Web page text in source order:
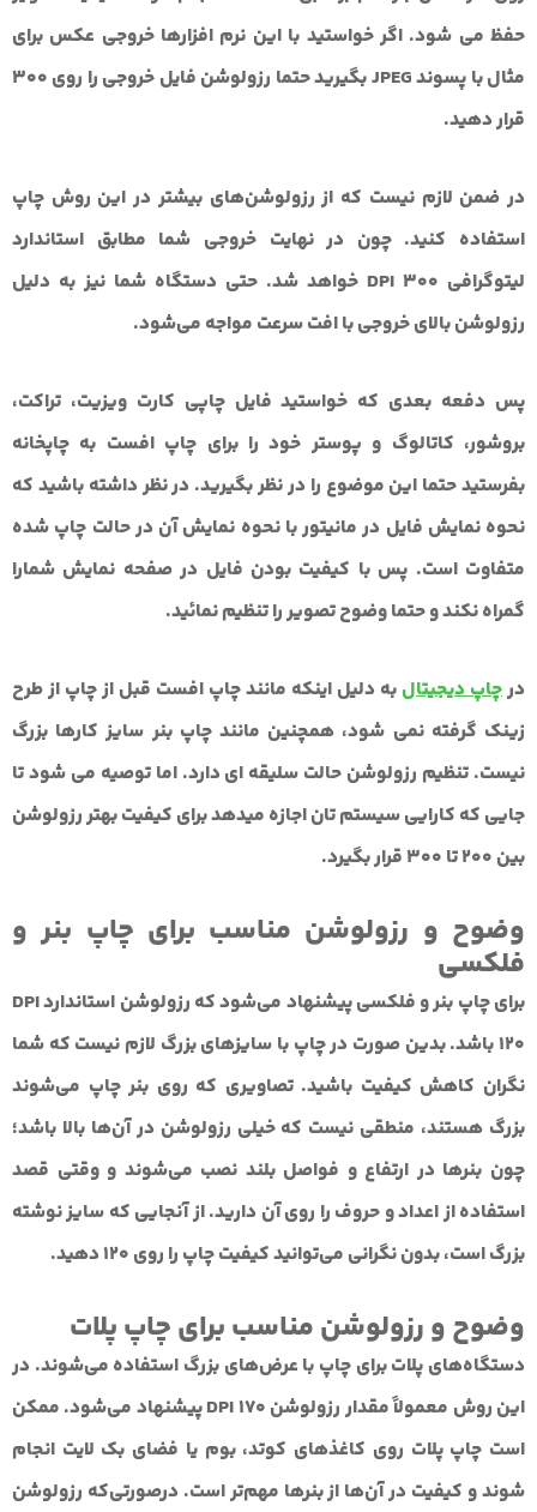
حفظ می شود. اگر خواستید با این نرم افزارها خروجی عکس برای
مثال با پسوند JPEG بگیرید حتما رزولوشن فایل خروجی را روی 300
قرار دهید.
در ضمن لازم نیست که از رزولوشن‌های بیشتر در این روش چاپ
استفاده کنید. چون در نهایت خروجی شما مطابق استاندارد
لیتوگرافی 300 DPI خواهد شد. حتی دستگاه شما نیز به دلیل
رزولوشن بالای خروجی با افت سرعت مواجه می‌شود.
پس دفعه بعدی که خواستید فایل چاپی کارت ویزیت، تراکت،
بروشور، کاتالوگ و پوستر خود را برای چاپ افست به چاپخانه
بفرستید حتما این موضوع را در نظر بگیرید. در نظر داشته باشید که
نحوه نمایش فایل در مانیتور با نحوه نمایش آن در حالت چاپ شده
متفاوت است. پس با کیفیت بودن فایل در صفحه نمایش شمارا
گمراه نکند و حتما وضوح تصویر را تنظیم نمائید.
درچاپ دیجیتال به دلیل اینکه مانند چاپ افست قبل از چاپ از طرح
زینک گرفته نمی شود، همچنین مانند چاپ بنر سایز کارها بزرگ
نیست. تنظیم رزولوشن حالت سلیقه ای دارد. اما توصیه می شود تا
جایی که کارایی سیستم تان اجازه میدهد برای کیفیت بهتررزولوشن
بین 200 تا 300
قرار بگیرد.
وضوح و رزولوشن مناسب برای چاپ بنر و
فلکسی
برای چاپ بنر و فلکسی پیشنهاد می‌شود که رزولوشن استاندارد DPI
120 ‌باشد.
بدین صورت در چاپ با سایزهای بزرگ لازم نیست که شما
نگران کاهش کیفیت باشید. تصاویری که روی بنر چاپ می‌شوند
بزرگ هستند، منطقی نیست که خیلی رزولوشن در آن‌ها بالا باشد؛
چون بنرها در ارتفاع و فواصل بلند نصب می‌شوند و وقتی قصد
استفاده از اعداد و حروف را روی آن دارید. از آنجایی که سایز نوشته
بزرگ است، بدون نگرانی می‌توانید کیفیت چاپ را روی 120 دهید.
وضوح و رزولوشن مناسب برای چاپ پلات
دستگاه‌های پلات برای چاپ با عرض‌های بزرگ استفاده می‌شوند. در
این روش معمولاً مقدار رزولوشن 170 DPI
پیشنهاد می‌شود. ممکن
است چاپ پلات روی کاغذهای کوتد، بوم یا فضای بک لایت انجام
شوند و کیفیت در آن‌ها از بنرها مهم‌تر است. درصورتی‌که رزولوشن